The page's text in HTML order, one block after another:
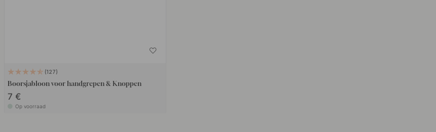
127
Boorsjabloon voor handgrepen & Knoppen
7 €
Op voorraad